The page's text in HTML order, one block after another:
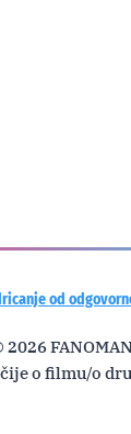
od
2026
o filmu/o